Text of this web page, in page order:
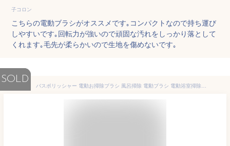
子コロン
こちらの電動ブラシがオススメです｡コンパクトなので持ち運び
しやすいです｡回転力が強いので頑固な汚れをしっかり落として
くれます｡毛先が柔らかいので生地を傷めないです｡
SOLD
バスポリッシャー 電動お掃除ブラシ 風呂掃除 電動ブラシ 電動浴室掃除ブラシ 3種類の多機能ブラシ付 充電式 IPX7防水 軽量 操作便利 長時間作動 浴室・キッチン